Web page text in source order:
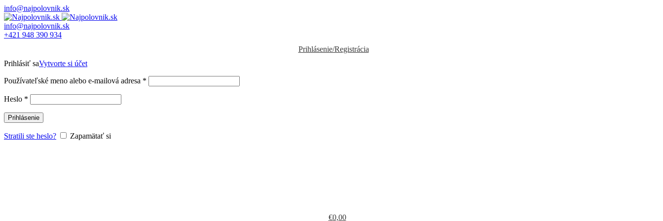
info@najpolovnik.sk
info@najpolovnik.sk
+421 948 390 934
Prihlásenie/Registrácia
Prihlásiť saVytvorte si účet
Používateľské meno alebo e-mailová adresa *
Heslo *
Prihlásenie
Stratili ste heslo? Zapamätať si
€0,00